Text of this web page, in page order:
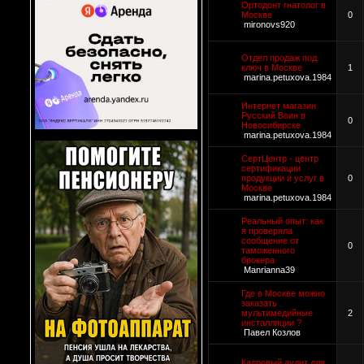
Ортодонт гнатолог в
Москве
mironovs920
0
Отдел продаж под
ключ в Москве
marina.petuxova.1984
1
Интернет магазин
Русский Воин в
Новосибирске
marina.petuxova.1984
0
СертЦентр - центр
сертификации
продукции и услуг в
Москве
marina.petuxova.1984
0
Реальный опыт: как
я проверяла
сообщение от
таможенного
брокера
Manrianna39
0
Где в Москве можно
заказать
мультимедийные
инсталляции ?
Павел Козлов
2